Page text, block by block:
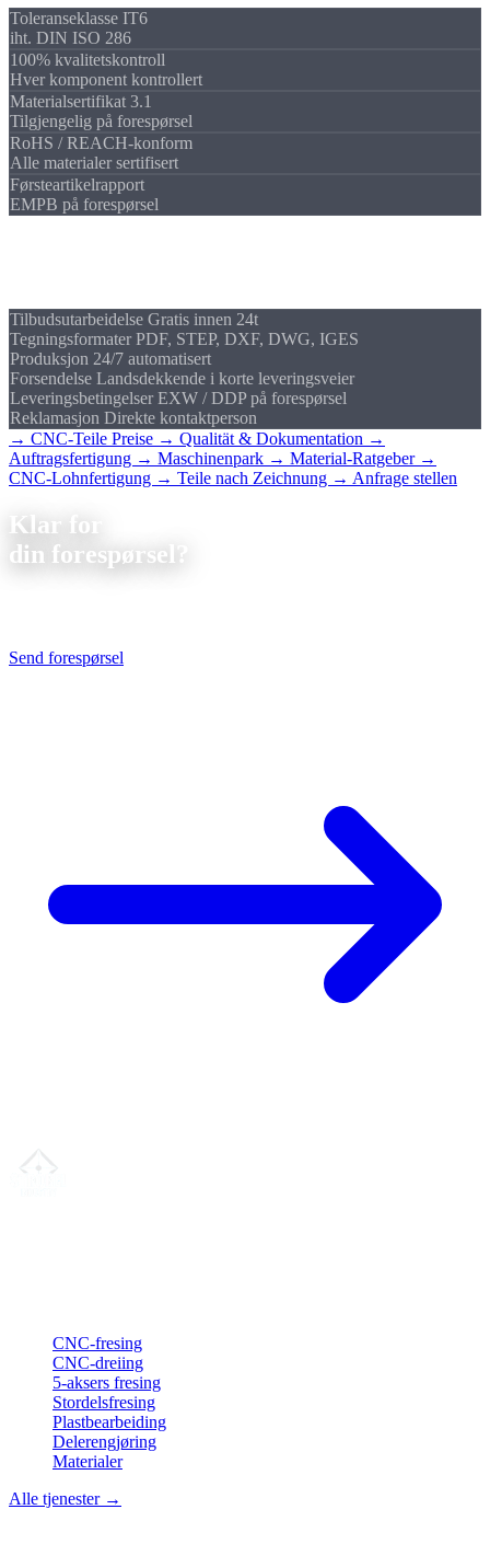
Toleranseklasse IT6
iht. DIN ISO 286
100% kvalitetskontroll
Hver komponent kontrollert
Materialsertifikat 3.1
Tilgjengelig på forespørsel
RoHS / REACH-konform
Alle materialer sertifisert
Førsteartikelrapport
EMPB på forespørsel
Tilbudsutarbeidelse Gratis innen 24t
Tegningsformater PDF, STEP, DXF, DWG, IGES
Produksjon 24/7 automatisert
Forsendelse Landsdekkende i korte leveringsveier
Leveringsbetingelser EXW / DDP på forespørsel
Reklamasjon Direkte kontaktperson
→ CNC-Teile Preise → Qualität & Dokumentation →
Auftragsfertigung → Maschinenpark → Material-Ratgeber →
CNC-Lohnfertigung → Teile nach Zeichnung → Anfrage stellen
Klar for
din forespørsel?
Send forespørsel
CNC-fresing
CNC-dreiing
5-aksers fresing
Stordelsfresing
Plastbearbeiding
Delerengjøring
Materialer
Alle tjenester →